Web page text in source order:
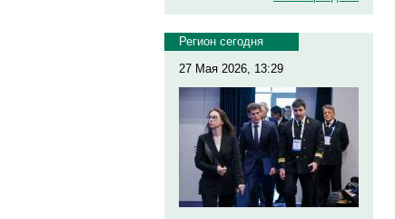
Регион сегодня
27 Мая 2026, 13:29